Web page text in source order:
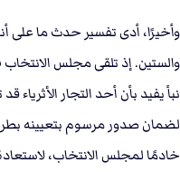
وأخيرًا، أدى تفسير حدث ما على أنه
والستين. إذ تلقى مجلس الانتخاب
لضمان صدور مرسوم بتعيينه
خادمًا لمجلس الانتخاب،